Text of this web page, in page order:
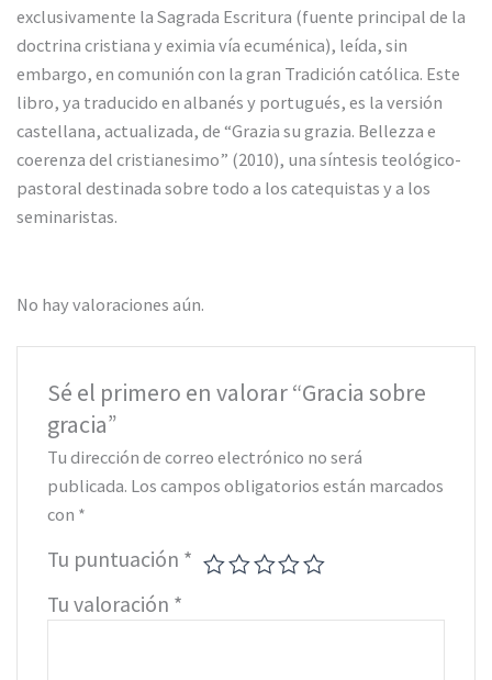
exclusivamente la Sagrada Escritura (fuente principal de la
doctrina cristiana y eximia vía ecuménica), leída, sin
embargo, en comunión con la gran Tradición católica. Este
libro, ya traducido en albanés y portugués, es la versión
castellana, actualizada, de “Grazia su grazia. Bellezza e
coerenza del cristianesimo” (2010), una síntesis teológico-
pastoral destinada sobre todo a los catequistas y a los
seminaristas.
No hay valoraciones aún.
Sé el primero en valorar “Gracia sobre
gracia”
Tu dirección de correo electrónico no será
publicada. Los campos obligatorios están marcados
con *
Tu puntuación *
Tu valoración *